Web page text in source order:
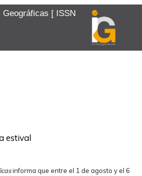
Geográficas
ISSN
estival
informa que entre el 1 de agosto y el 6